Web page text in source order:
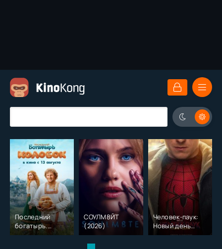
Последний
богатырь.
Колобок (2026)
СОУЛМ8ЙТ
(2026)
Человек-паук:
Новый день
(2026)